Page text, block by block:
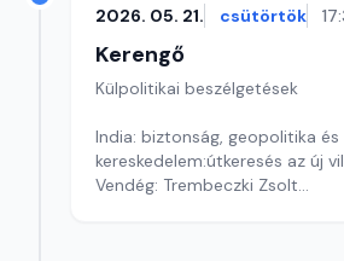
2026. 05. 21. csütörtök
Kerengő
Külpolitikai beszélgetések
India: biztonság, geopolitika és
kereskedelem:útkeresés az új
Vendég: Trembeczki Zsolt